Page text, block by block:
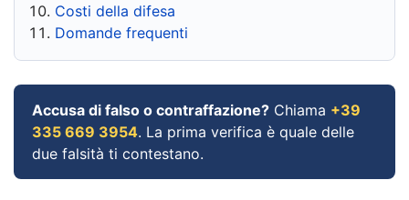
Costi della difesa
Domande frequenti
Accusa di falso o contraffazione? Chiama +39
335 669 3954. La prima verifica è quale delle
due falsità ti contestano.